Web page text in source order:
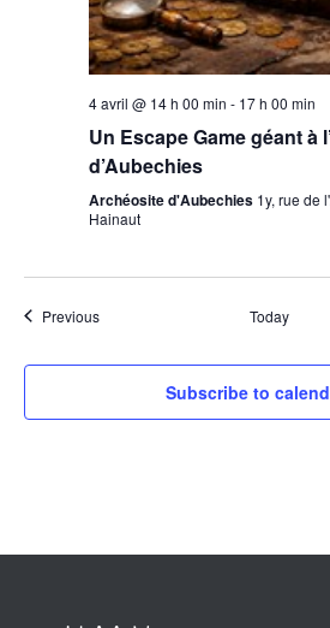
4 avril @ 14 h 00 min - 17 h 00 min
Un Escape Game géant à
d’Aubechies
Archéosite d'Aubechies 1y, rue de
Hainaut
PreviousEvents Today
Subscribe to